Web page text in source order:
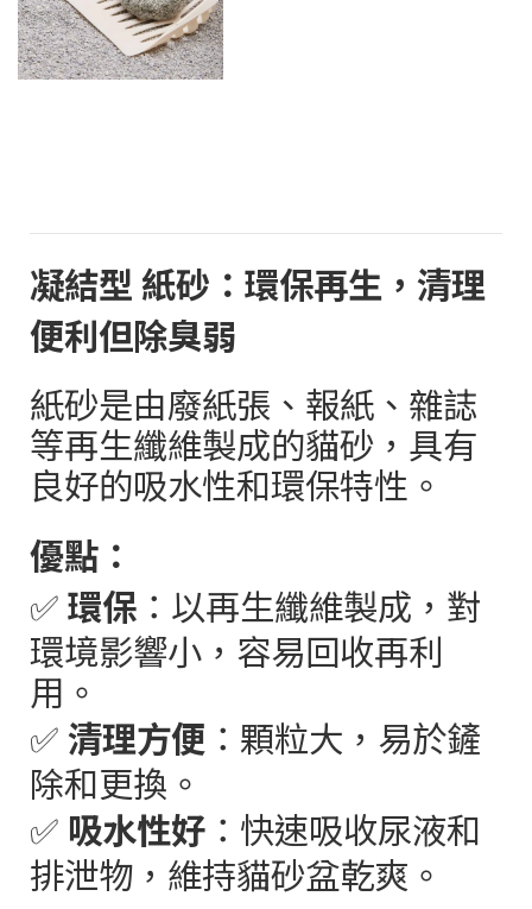
凝結型 紙砂：環保再生，清理
便利但除臭弱
紙砂是由廢紙張、報紙、雜誌
等再生纖維製成的貓砂，具有
良好的吸水性和環保特性。
優點：
✅環保 ：以再生纖維製成，對
環境影響小，容易回收再利
用。
✅ 清理方便 ：顆粒大，易於鏟
除和更換。
✅ 吸水性好 ：快速吸收尿液和
排泄物，維持貓砂盆乾爽。